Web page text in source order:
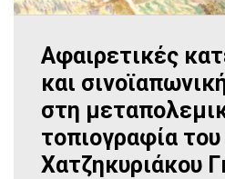
Αφαιρετικές
και
στη
τοπιογραφία
Χατζηκυριάκου